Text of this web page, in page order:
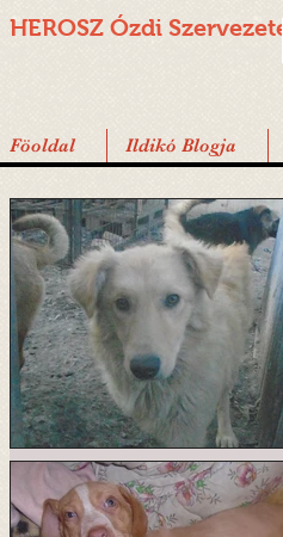
HEROSZ Ózdi Szervezete
Föoldal Ildikó Blogja